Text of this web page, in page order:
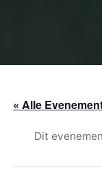
« Alle
Dit